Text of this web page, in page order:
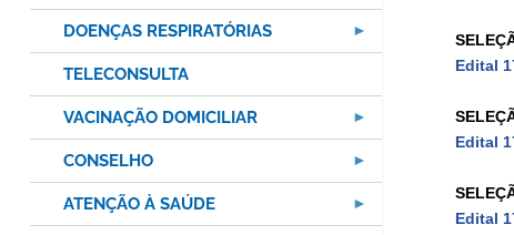
Edital
Edital
Edital
DOENÇAS RESPIRATÓRIAS
TELECONSULTA
VACINAÇÃO DOMICILIAR
CONSELHO
ATENÇÃO À SAÚDE